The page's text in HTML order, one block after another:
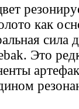
как
сила
Это